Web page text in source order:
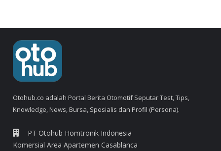
Otohub.co adalah Portal Berita Otomotif Seputar Test, Tips,
Knowledge, News, Bursa, Spesialis dan Profil (Persona).
PT Otohub Homtronik Indonesia
Komersial Area Apartemen Casablanca